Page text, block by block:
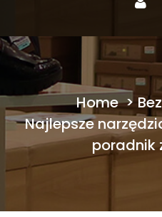
Home>
Najlepsze
poradnik